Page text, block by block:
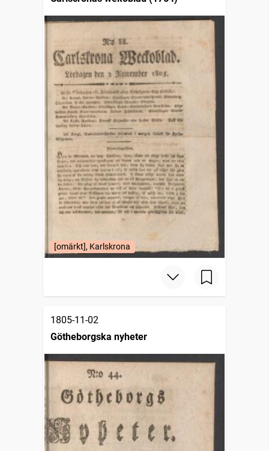
[omärkt], Karlskrona
1805-11-02
Götheborgska nyheter